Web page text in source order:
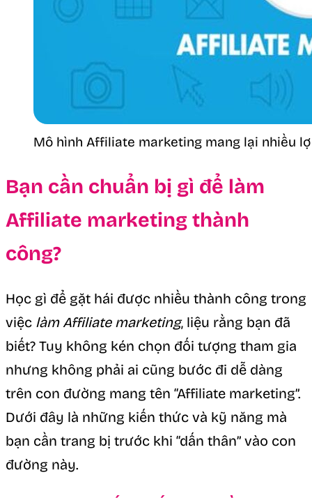
Mô hình Affiliate marketing mang lại nhiều
Bạn cần chuẩn bị gì để làm
Affiliate marketing thành
công?
Học gì để gặt hái được nhiều thành công trong
việc làm Affiliate marketing, liệu rằng bạn đã
biết? Tuy không kén chọn đối tượng tham gia
nhưng không phải ai cũng bước đi dễ dàng
trên con đường mang tên “Affiliate marketing”.
Dưới đây là những kiến thức và kỹ năng mà
bạn cần trang bị trước khi “dấn thân” vào con
đường này.